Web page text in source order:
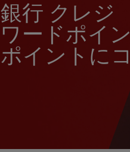
行 クレジ
ードポイン
イントにコ